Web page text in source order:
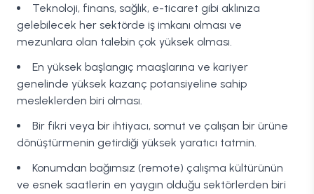
Teknoloji, finans, sağlık, e-ticaret gibi aklınıza
gelebilecek her sektörde iş imkanı olması ve
mezunlara olan talebin çok yüksek olması.
En yüksek başlangıç maaşlarına ve kariyer
genelinde yüksek kazanç potansiyeline sahip
mesleklerden biri olması.
Bir fikri veya bir ihtiyacı, somut ve çalışan bir ürüne
dönüştürmenin getirdiği yüksek yaratıcı tatmin.
Konumdan bağımsız (remote) çalışma kültürünün
ve esnek saatlerin en yaygın olduğu sektörlerden biri